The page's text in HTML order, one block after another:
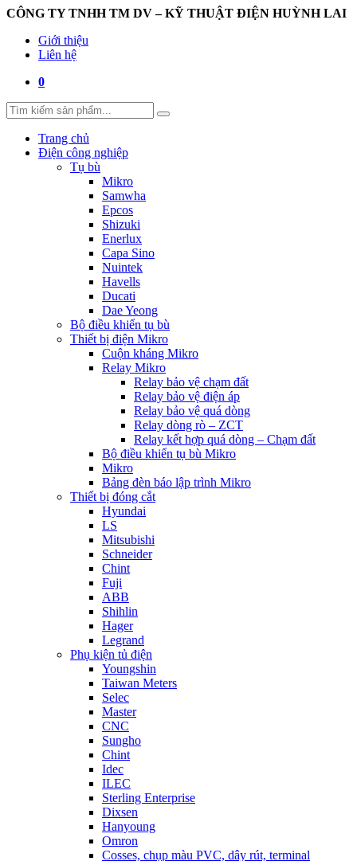
CÔNG TY TNHH TM DV – KỸ THUẬT ĐIỆN HUỲNH LAI
Giới thiệu
Liên hệ
0
Trang chủ
Điện công nghiệp
Tụ bù
Mikro
Samwha
Epcos
Shizuki
Enerlux
Capa Sino
Nuintek
Havells
Ducati
Dae Yeong
Bộ điều khiển tụ bù
Thiết bị điện Mikro
Cuộn kháng Mikro
Relay Mikro
Relay bảo vệ chạm đất
Relay bảo vệ điện áp
Relay bảo vệ quá dòng
Relay dòng rò – ZCT
Relay kết hợp quá dòng – Chạm đất
Bộ điều khiển tụ bù Mikro
Mikro
Bảng đèn báo lập trình Mikro
Thiết bị đóng cắt
Hyundai
LS
Mitsubishi
Schneider
Chint
Fuji
ABB
Shihlin
Hager
Legrand
Phụ kiện tủ điện
Youngshin
Taiwan Meters
Selec
Master
CNC
Sungho
Chint
Idec
ILEC
Sterling Enterprise
Dixsen
Hanyoung
Omron
Cosses, chụp màu PVC, dây rút, terminal